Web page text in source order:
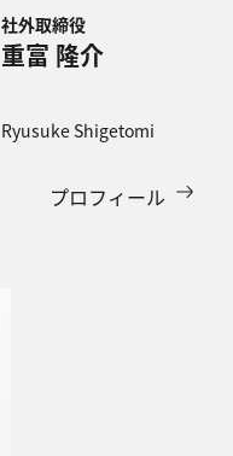
社外取締役
重富 隆介
Ryusuke Shigetomi
プロフィール